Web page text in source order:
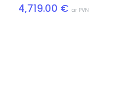
4,719.00 € ar PVN